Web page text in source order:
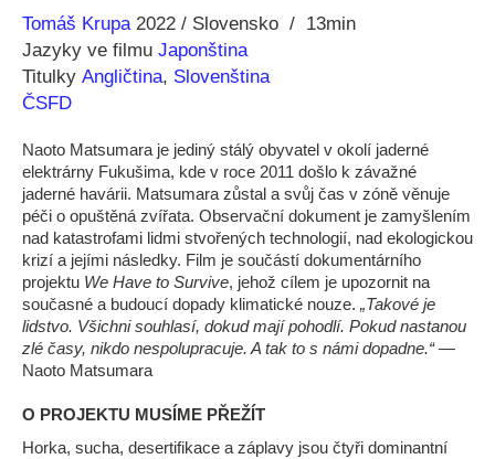
Režie
Tomáš Krupa
Rok 2022 Slovensko
13min
Jazyky ve filmu Japonština
Titulky Angličtina, Slovenština
ČSFD
Naoto Matsumara je jediný stálý obyvatel v okolí jaderné
elektrárny Fukušima, kde v roce 2011 došlo k závažné
jaderné havárii. Matsumara zůstal a svůj čas v zóně věnuje
péči o opuštěná zvířata. Observační dokument je zamyšlením
nad katastrofami lidmi stvořených technologií, nad ekologickou
krizí a jejími následky. Film je součástí dokumentárního
projektu We Have to Survive, jehož cílem je upozornit na
současné a budoucí dopady klimatické nouze. „Takové je
lidstvo. Všichni souhlasí, dokud mají pohodlí. Pokud nastanou
zlé časy, nikdo nespolupracuje. A tak to s námi dopadne.“—
Naoto Matsumara
O PROJEKTU MUSÍME PŘEŽÍT
Horka, sucha, desertifikace a záplavy jsou čtyři dominantní